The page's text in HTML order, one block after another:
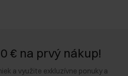
€ na prvý nákup!
a využite exkluzívne ponuky a